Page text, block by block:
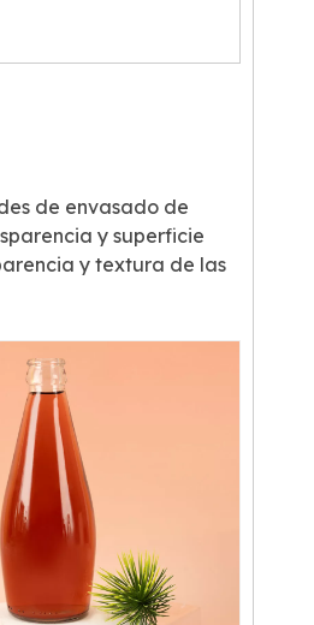
de envasado de
y superficie
y textura de las